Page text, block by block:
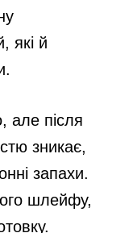
які й
але після
зникає,
запахи.
шлейфу,